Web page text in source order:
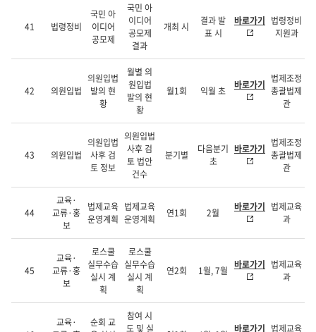
41 법령정비
국민 아
이디어
공모제
국민 아
이디어
공모제
결과
개최 시
결과 발
표 시
바로가기 법령정비
지원과
42 의원입법
의원입법
발의 현
황
월별 의
원입법
발의 현
황
월1회 익월 초 바로가기 법제조정
총괄법제
관
43 의원입법
의원입법
사후 검
토 정보
의원입법
사후 검
토 법안
건수
분기별
다음분기
초
바로가기 법제조정
총괄법제
관
44
교육·
교류·홍
보
법제교육
운영계획
법제교육
운영계획
연1회 2월 바로가기 법제교육
과
45
교육·
교류·홍
보
로스쿨
실무수습
실시 계
획
로스쿨
실무수습
실시 계
획
연2회 1월, 7월 바로가기 법제교육
과
교육·
순회 교
참여 시
도 및 실
바로가기 법제교육